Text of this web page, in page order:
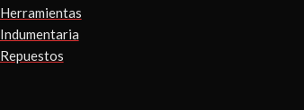
Herramientas
Indumentaria
Repuestos